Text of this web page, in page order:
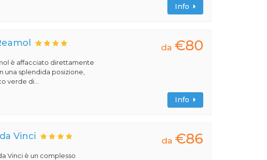
Info
è affacciato direttamente
una splendida posizione,
verde di...
da €80
Info
Vinci
Vinci è un complesso
da €86